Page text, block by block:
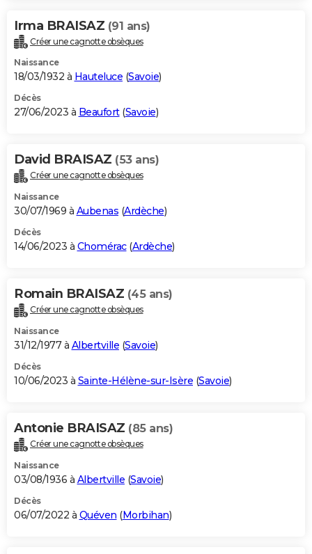
Irma BRAISAZ (91 ans)
Créer une cagnotte obsèques
Naissance
18/03/1932 à Hauteluce (Savoie)
Décès
27/06/2023 à Beaufort(Savoie)
David BRAISAZ (53 ans)
Créer une cagnotte obsèques
Naissance
30/07/1969 à Aubenas (Ardèche)
Décès
14/06/2023 à Chomérac(Ardèche)
Romain BRAISAZ (45 ans)
Créer une cagnotte obsèques
Naissance
31/12/1977 à Albertville (Savoie)
Décès
10/06/2023 à Sainte-Hélène-sur-Isère (Savoie)
Antonie BRAISAZ (85 ans)
Créer une cagnotte obsèques
Naissance
03/08/1936 à Albertville (Savoie)
Décès
06/07/2022 à Quéven (Morbihan)